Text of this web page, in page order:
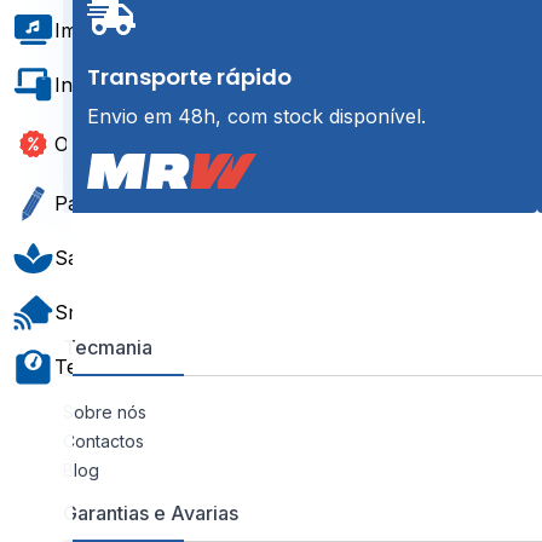
Imagem e Som
Informática e Software
Transporte rápido
Envio em 48h, com stock disponível.
Tecmania
Sobre nós
Contactos
Blog
Garantias e Avarias